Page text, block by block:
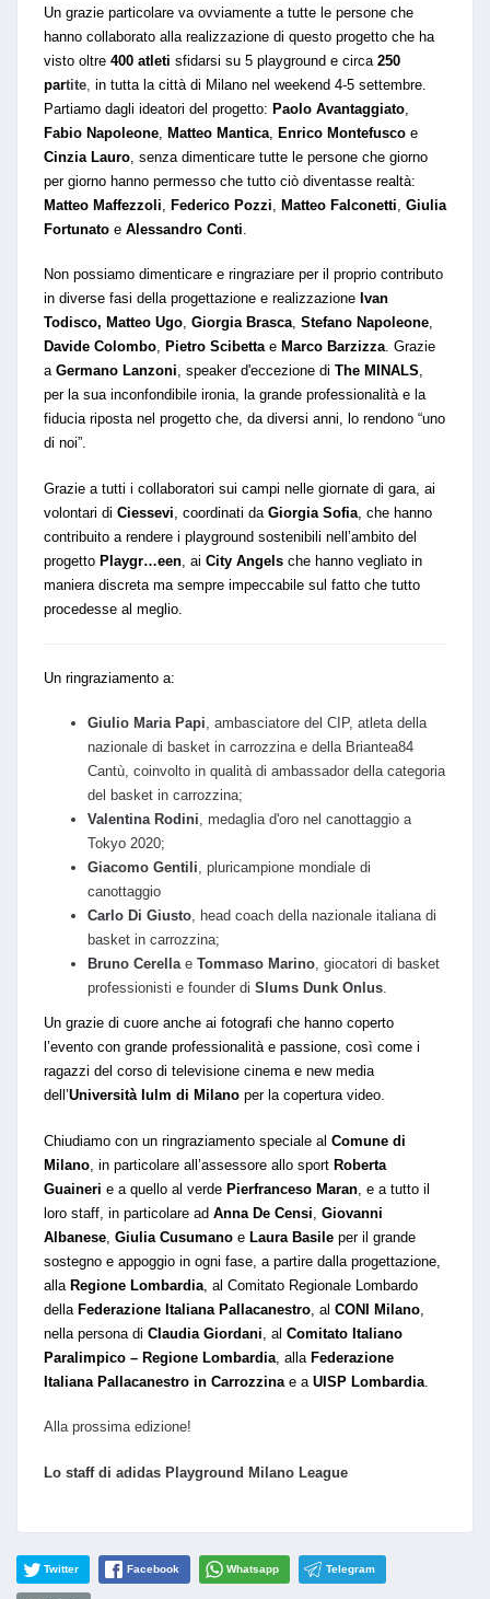
Un grazie particolare va ovviamente a tutte le persone che
hanno collaborato alla realizzazione di questo progetto che ha
visto oltre 400 atleti sfidarsi su 5 playground e circa 250
partite in tutta la città di Milano nel weekend 4-5 settembre.
Partiamo dagli ideatori del progetto: Paolo Avantaggiato
Fabio Napoleone
Matteo Mantica Enrico Montefusco e
Cinzia Lauro , senza dimenticare tutte le persone che giorno
per giorno hanno permesso che tutto ciò diventasse realtà:
Matteo Maffezzoli
Federico Pozzi Matteo Falconetti Giulia
Fortunato e Alessandro Conti
Non possiamo dimenticare e ringraziare per il proprio contributo
in diverse fasi della progettazione e realizzazione Ivan
Todisco, Matteo Ugo, Giorgia Brasca, Stefano Napoleone,
Davide Colombo, Pietro Scibettae Marco Barzizza. Grazie
a Germano Lanzoni, speaker d'eccezione di The MINALS,
per la sua inconfondibile ironia, la grande professionalità e la
fiducia riposta nel progetto che, da diversi anni, lo rendono “uno
di noi”.
Grazie a tutti i collaboratori sui campi nelle giornate di gara, ai
volontari di Ciessevi , coordinati da Giorgia Sofia , che hanno
contribuito a rendere i playground sostenibili nell’ambito del
progetto Playgr…een , ai City Angels che hanno vegliato in
maniera discreta ma sempre impeccabile sul fatto che tutto
procedesse al meglio.
Un ringraziamento a:
Giulio Maria Papi, ambasciatore del CIP, atleta della
nazionale di basket in carrozzina e della Briantea84
Cantù, coinvolto in qualità di ambassador della categoria
del basket in carrozzina;
Valentina Rodini, medaglia d'oro nel canottaggio a
Tokyo 2020;
Giacomo Gentili, pluricampione mondiale di
canottaggio
Carlo Di Giusto, head coach della nazionale italiana di
basket in carrozzina;
Bruno Cerella e Tommaso Marino, giocatori di basket
professionisti e founder di Slums Dunk Onlus.
Un grazie di cuore anche ai fotografi che hanno coperto
l’evento con grande professionalità e passione, così come i
ragazzi del corso di televisione cinema e new media
dell’Università Iulm di Milano per la copertura video.
Chiudiamo con un ringraziamento speciale al Comune di
Milano , in particolare all’assessore allo sport Roberta
Guaineri e a quello al verde Pierfranceso Maran , e a tutto il
loro staff, in particolare ad Anna De Censi Giovanni
Albanese Giulia Cusumano e Laura Basile per il grande
sostegno e appoggio in ogni fase, a partire dalla progettazione,
alla Regione Lombardia , al Comitato Regionale Lombardo
della Federazione Italiana Pallacanestro , al CONI Milano
nella persona di Claudia Giordani , al Comitato Italiano
Paralimpico – Regione Lombardia , alla Federazione
Italiana Pallacanestro in Carrozzina e a UISP Lombardia
Alla prossima edizione!
Lo staff di adidas Playground Milano League
Twitter Facebook Whatsapp Telegram